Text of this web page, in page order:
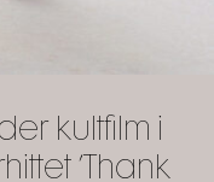
kultfilm i
’Thank